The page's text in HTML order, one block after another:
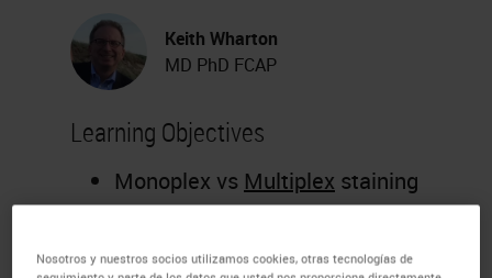
Keith Wharton
MD PhD FCAP
Learning Objectives
Monoplex vs Multiplex staining
Multiplexing in research
including biopharma and drug
Nosotros y nuestros socios utilizamos cookies, otras tecnologías de